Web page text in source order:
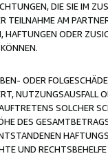
DIE SIE IM
TEILNAHME AM
ODER
ODER
NUTZUNGSAUSFALL
SOLCHER
DES
UND